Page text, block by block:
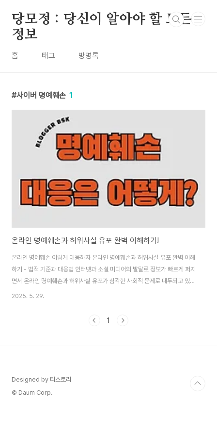
당모정 : 당신이 알아야 할 모든
정보
홈 태그 방명록
사이버 명예훼손 1
온라인 명예훼손과 허위사실 유포 완벽 이해하기!
온라인 명예훼손 이렇게 대응하자 온라인 명예훼손과 허위사실 유포 완벽 이해
하기 - 법적 기준과 대응법 인터넷과 소셜 미디어의 발달로 정보가 빠르게 퍼지
면서 온라인 명예훼손과 허위사실 유포가 심각한 사회적 문제로 대두되고 있습
니다. 개인이나 기업의 평판이 한순간에 손상될 수 있는 상황에서, 명예훼손의
인 명예훼손, 사실적시 명예훼손, 허위사실 유포의 개념을 상세히 살펴보고, 피
2025. 5. 29.
1
Designed by 티스토리
© Daum Corp.